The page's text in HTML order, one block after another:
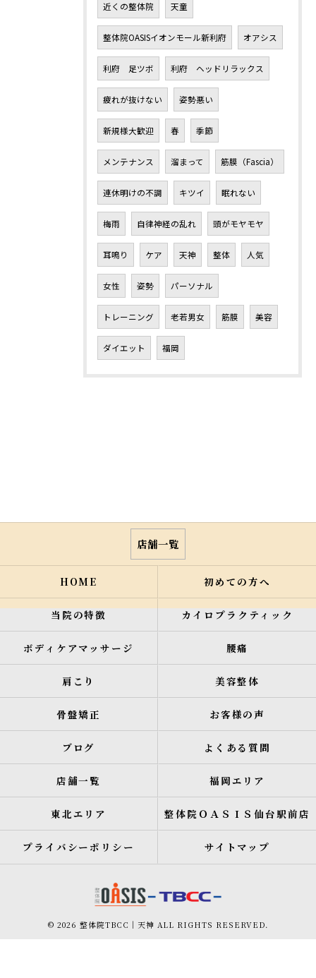
近くの整体院 天童
整体院OASISイオンモール新利府 オアシス
利府 足ツボ 利府 ヘッドリラックス
疲れが抜けない 姿勢悪い
新規様大歓迎 春 季節
メンテナンス 溜まって 筋膜（Fascia）
連休明けの不調 キツイ 眠れない
梅雨 自律神経の乱れ 頭がモヤモヤ
耳鳴り ケア 天神 整体 人気
女性 姿勢 パーソナル
トレーニング 老若男女 筋膜 美容
ダイエット 福岡
店舗一覧
HOME 初めての方へ
当院の特徴 カイロプラクティック
ボディケアマッサージ 腰痛
肩こり 美容整体
骨盤矯正 お客様の声
ブログ よくある質問
店舗一覧 福岡エリア
東北エリア 整体院ＯＡＳＩＳ仙台駅前店
プライバシーポリシー サイトマップ
© 2026 整体院TBCC｜天神 ALL RIGHTS RESERVED.